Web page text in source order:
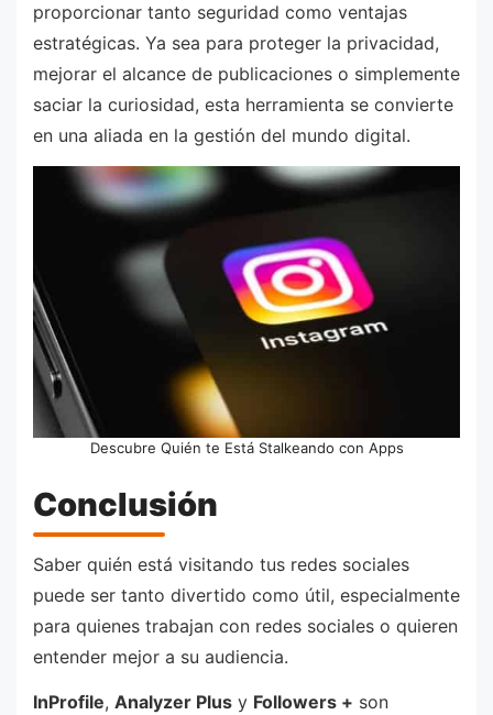
proporcionar tanto seguridad como ventajas
estratégicas. Ya sea para proteger la privacidad,
mejorar el alcance de publicaciones o simplemente
saciar la curiosidad, esta herramienta se convierte
en una aliada en la gestión del mundo digital.
Descubre Quién te Está Stalkeando con Apps
Conclusión
Saber quién está visitando tus redes sociales
puede ser tanto divertido como útil, especialmente
para quienes trabajan con redes sociales o quieren
entender mejor a su audiencia.
InProfile, Analyzer Plus y Followers + son